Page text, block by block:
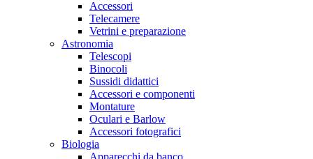
Accessori
Telecamere
Vetrini e preparazione
Astronomia
Telescopi
Binocoli
Sussidi didattici
Accessori e componenti
Montature
Oculari e Barlow
Accessori fotografici
Biologia
Apparecchi da banco